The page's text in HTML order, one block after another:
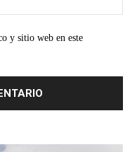
y sitio web en este